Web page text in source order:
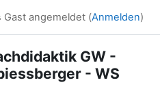
Gast angemeldet (Anmelden)
GW -
- WS